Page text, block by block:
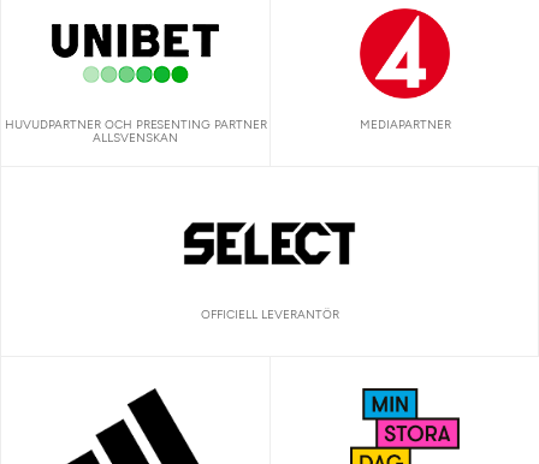
HUVUDPARTNER OCH PRESENTING PARTNER
ALLSVENSKAN
MEDIAPARTNER
OFFICIELL LEVERANTÖR